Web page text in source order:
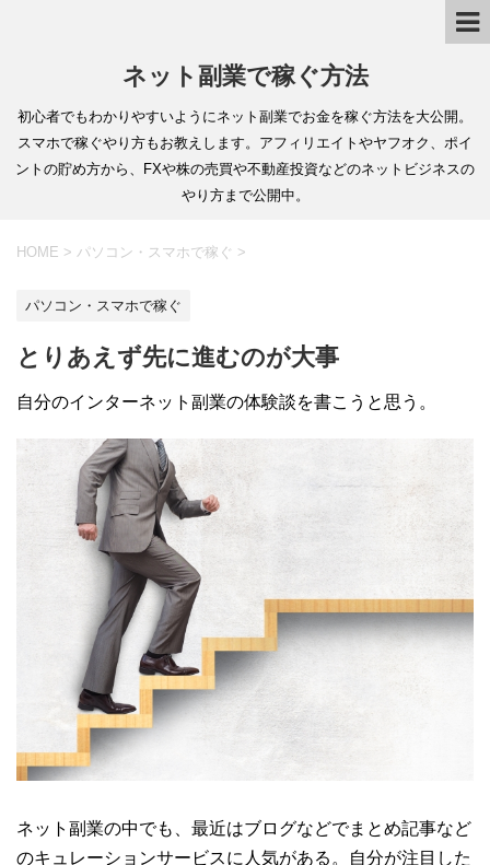
ネット副業で稼ぐ方法
初心者でもわかりやすいようにネット副業でお金を稼ぐ方法を大公開。
スマホで稼ぐやり方もお教えします。アフィリエイトやヤフオク、ポイ
ントの貯め方から、FXや株の売買や不動産投資などのネットビジネスの
やり方まで公開中。
HOME > パソコン・スマホで稼ぐ >
パソコン・スマホで稼ぐ
とりあえず先に進むのが大事
自分のインターネット副業の体験談を書こうと思う。
ネット副業の中でも、最近はブログなどでまとめ記事など
のキュレーションサービスに人気がある。自分が注目した